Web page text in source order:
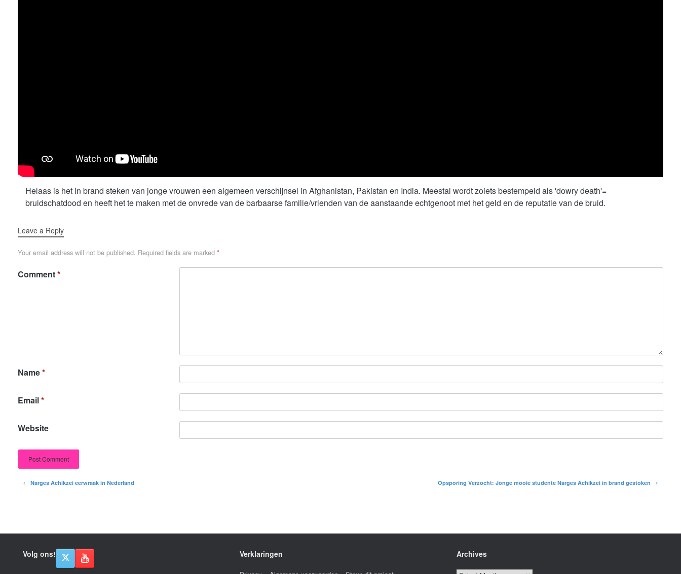
Helaas is het in brand steken van jonge vrouwen een algemeen verschijnsel in Afghanistan, Pakistan en India. Meestal wordt zoiets bestempeld als 'dowry death'=
bruidschatdood en heeft het te maken met de onvrede van de barbaarse familie/vrienden van de aanstaande echtgenoot met het geld en de reputatie van de bruid.
Leave a Reply
Your email address will not be published. Required fields are marked *
Comment*
Name*
Email*
Website
Post navigation
Narges Achikzei eerwraak in Nederland Opsporing Verzocht: Jonge mooie studente Narges Achikzei in brand gestoken
Volg ons! Verklaringen Archives